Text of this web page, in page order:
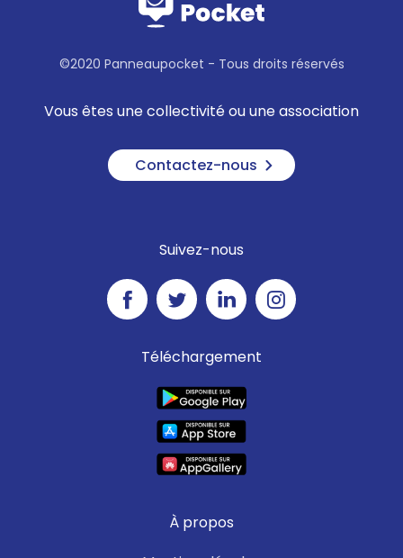
©2020 Panneaupocket - Tous droits réservés
Vous êtes une collectivité ou une association
Contactez-nous
Suivez-nous
Téléchargement
À propos